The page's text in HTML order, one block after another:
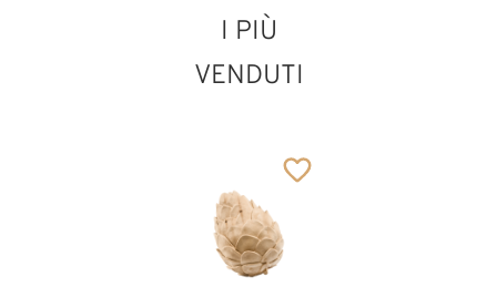
Zampognaro con
I PIÙ
VENDUTI